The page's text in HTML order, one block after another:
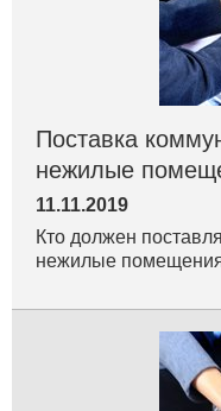
Поставка
нежилые
11.11.2019
Кто должен
нежилые